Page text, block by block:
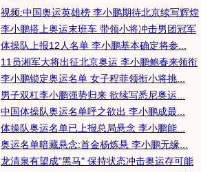
视频:中国奥运英雄榜 李小鹏期待北京续写辉煌
李小鹏搭上奥运末班车 带领小将冲击男团冠军
体操队上报12人名单 李小鹏基本确定将参...
11员湘军大将出征北京奥运 李小鹏鲍春来领衔
李小鹏锁定奥运名单 女子程菲领衔小将挑...
男子双杠李小鹏强势归来 欲续写悉尼奥运...
中国体操队奥运名单呼之欲出 李小鹏成最...
体操队奥运名单已上报总局悬念 李小鹏能...
奥运名单暗藏悬念:首金杨炼悬 李小鹏无缘...
龙清泉有望成"黑马" 保持状态冲击奥运存可能